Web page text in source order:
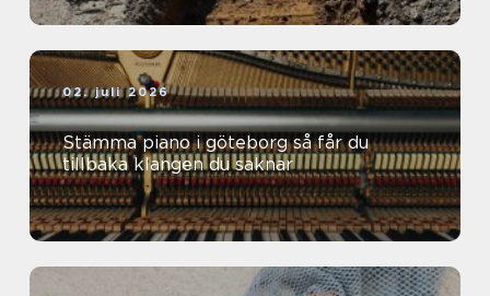
02. juli 2026
Stämma piano i göteborg så får du
tillbaka klangen du saknar